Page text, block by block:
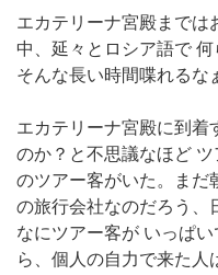
エカテリーナ宮殿までは
中、延々とロシア語で 何
そんな長い時間喋れるな
エカテリーナ宮殿に到着
のか？と不思議なほど
のツアー客がいた。まだ
の旅行会社なのだろう、
なにツアー客が いっぱ
ら、個人の自力で来た人